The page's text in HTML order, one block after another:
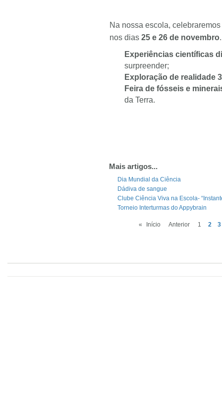
Na nossa escola,
nos dias 25 e 26 de novembro
Experiências científicas
surpreender;
Exploração de realidade
Feira de fósseis e
da Terra.
Mais artigos...
Dia Mundial da Ciência
Dádiva de sangue
Clube Ciência Viva na Escola-
Torneio Interturmas do Appybrain
« Início Anterior 1 2 3